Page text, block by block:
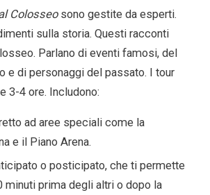
Colosseosono gestite da esperti.
sulla storia. Questi racconti
Parlano di eventi famosi, del
e di personaggi del passato. I tour
3-4 ore. Includono:
ad aree speciali come la
e il Piano Arena.
o posticipato, che ti permette
minuti prima degli altri o dopo la